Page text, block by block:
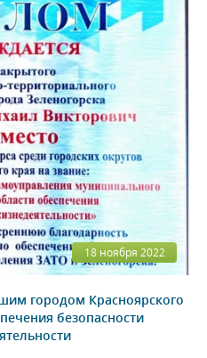
18 ноября 2022
городом Красноярского
безопасности